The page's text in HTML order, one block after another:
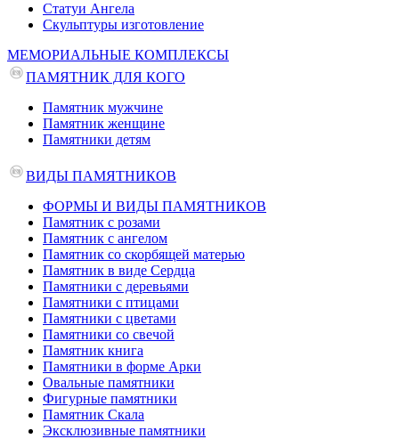
Статуи Ангела
Скульптуры изготовление
МЕМОРИАЛЬНЫЕ КОМПЛЕКСЫ
ПАМЯТНИК ДЛЯ КОГО
Памятник мужчине
Памятник женщине
Памятники детям
ВИДЫ ПАМЯТНИКОВ
ФОРМЫ И ВИДЫ ПАМЯТНИКОВ
Памятник с розами
Памятник с ангелом
Памятник со скорбящей матерью
Памятник в виде Сердца
Памятники с деревьями
Памятники с птицами
Памятники с цветами
Памятники со свечой
Памятник книга
Памятники в форме Арки
Овальные памятники
Фигурные памятники
Памятник Скала
Эксклюзивные памятники